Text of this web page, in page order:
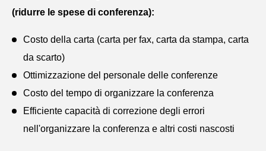
(ridurre le spese di conferenza):
Costo della carta (carta per fax, carta da stampa, carta
da scarto)
Ottimizzazione del personale delle conferenze
Costo del tempo di organizzare la conferenza
Efficiente capacità di correzione degli errori
nell'organizzare la conferenza e altri costi nascosti